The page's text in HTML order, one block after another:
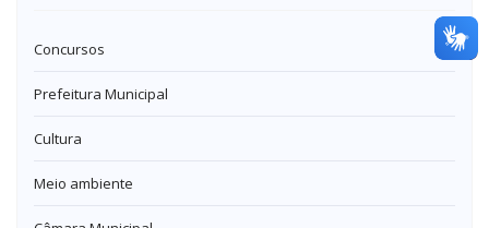
Concursos
Prefeitura Municipal
Cultura
Meio ambiente